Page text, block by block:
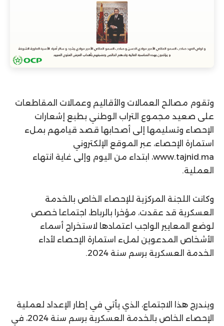
وتقوم مصالح العمالات والأقاليم وعمالات المقاطعات
على صعيد مجموع التراب الوطني بطبع إشعارات
الإحصاء وتسليمها إلى أصحابها قصد قيامهم بملء
استمارة الإحصاء، عبر الموقع الإلكتروني
www.tajnid.ma، ابتداء من اليوم وإلى غاية انتهاء
العملية.
وكانت اللجنة المركزية للإحصاء الخاص بالخدمة
العسكرية قد عقدت، مؤخرا بالرباط، اجتماعا خصص
لوضع المعايير الواجب اعتمادها لاستخراج أسماء
الأشخاص المدعوين لملء استمارة الإحصاء لأداء
الخدمة العسكرية برسم سنة 2024.
ويندرج هذا الاجتماع، الذي يأتي في إطار الإعداد لعملية
الإحصاء الخاص بالخدمة العسكرية برسم سنة 2024، في